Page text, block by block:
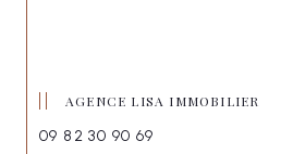
AGENCE LISA IMMOBILIER
09 82 30 90 69